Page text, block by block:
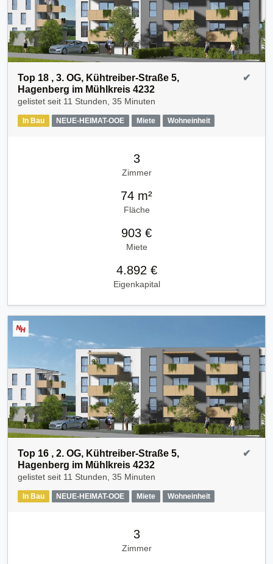
Top 18 , 3. OG, Kühtreiber-Straße 5,
Hagenberg im Mühlkreis 4232
gelistet seit 11 Stunden, 35 Minuten
In Bau NEUE-HEIMAT-OOE Miete Wohneinheit
✔
3
Zimmer
74 m²
Fläche
903 €
Miete
4.892 €
Eigenkapital
Top 16 , 2. OG, Kühtreiber-Straße 5,
Hagenberg im Mühlkreis 4232
gelistet seit 11 Stunden, 35 Minuten
In Bau NEUE-HEIMAT-OOE Miete Wohneinheit
✔
3
Zimmer